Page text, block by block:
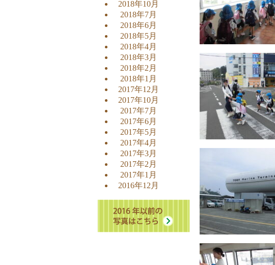
2018年10月
2018年7月
2018年6月
2018年5月
2018年4月
2018年3月
2018年2月
2018年1月
2017年12月
2017年10月
2017年7月
2017年6月
2017年5月
2017年4月
2017年3月
2017年2月
2017年1月
2016年12月